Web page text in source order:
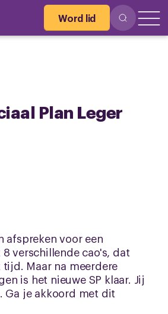
Word lid
Plan Leger
afspreken voor een
verschillende cao's, dat
Maar na meerdere
is het nieuwe SP klaar. Jij
Ga je akkoord met dit